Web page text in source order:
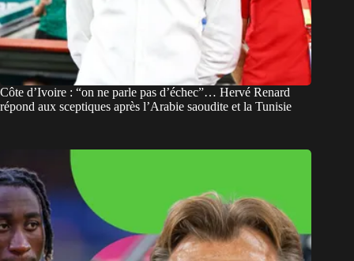
Côte d’Ivoire : “on ne parle pas d’échec”… Hervé Renard
répond aux sceptiques après l’Arabie saoudite et la Tunisie